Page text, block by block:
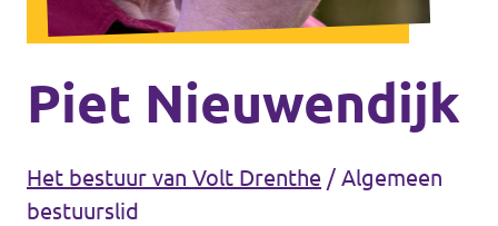
Vacatures
Piet Nieuwendijk
Het bestuur van Volt Drenthe / Algemeen
bestuurslid